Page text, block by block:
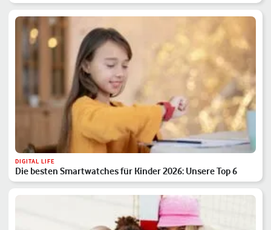
DIGITAL LIFE
Die besten Smartwatches für Kinder 2026: Unsere Top 6